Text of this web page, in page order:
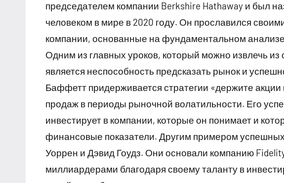
председателем компании Berkshire Hathaway и был
человеком в мире в 2020 году. Он прославился
компании, основанные на фундаментальном
Одним из главных уроков, который можно извлечь
является неспособность предсказать рынок и
Баффетт придерживается стратегии «держите акции
продаж в периоды рыночной волатильности. Его
инвестирует в компании, которые он понимает и
финансовые показатели. Другим примером успешных
Уоррен и Дэвид Гоудз. Они основали компанию
миллиардерами благодаря своему таланту в